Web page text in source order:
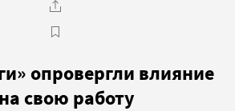
опровергли влияние
свою работу